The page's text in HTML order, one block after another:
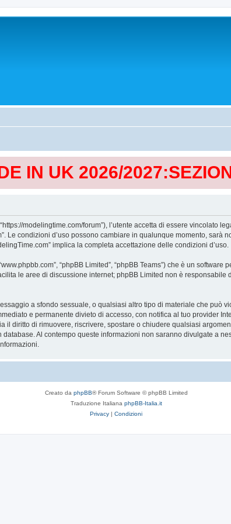
IN UK 2026/
modelingtime.com/forum”), l’utente accetta di essere
Le condizioni d’uso possono cambiare in qualunque momento,
implica la completa accettazione delle condizioni d’uso.
“phpBB Limited”, “phpBB Teams”) che è un
le aree di discussione internet; phpBB Limited non è
a sfondo sessuale, o qualsiasi altro tipo di materiale che può
e permanente divieto di accesso, con notifica al tuo provider
il diritto di rimuovere, riscrivere, spostare o chiudere qualsiasi
Al contempo queste informazioni non saranno divulgate a
Creato da phpBB® Forum Software © phpBB Limited
Traduzione Italiana phpBB-Italia.it
Privacy | Condizioni